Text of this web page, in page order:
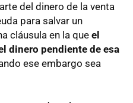
del dinero de la venta
para salvar un
cláusula en la que el
dinero pendiente de esa
ese embargo sea